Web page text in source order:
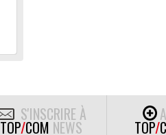
S'INSCRIRE À
TOP/COM NEWS TOP/